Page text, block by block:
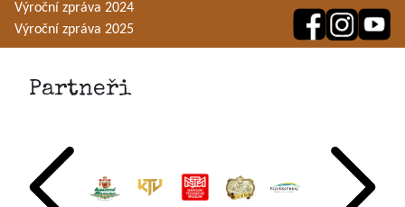
Výroční zpráva 2024
Výroční zpráva 2025
Partneři